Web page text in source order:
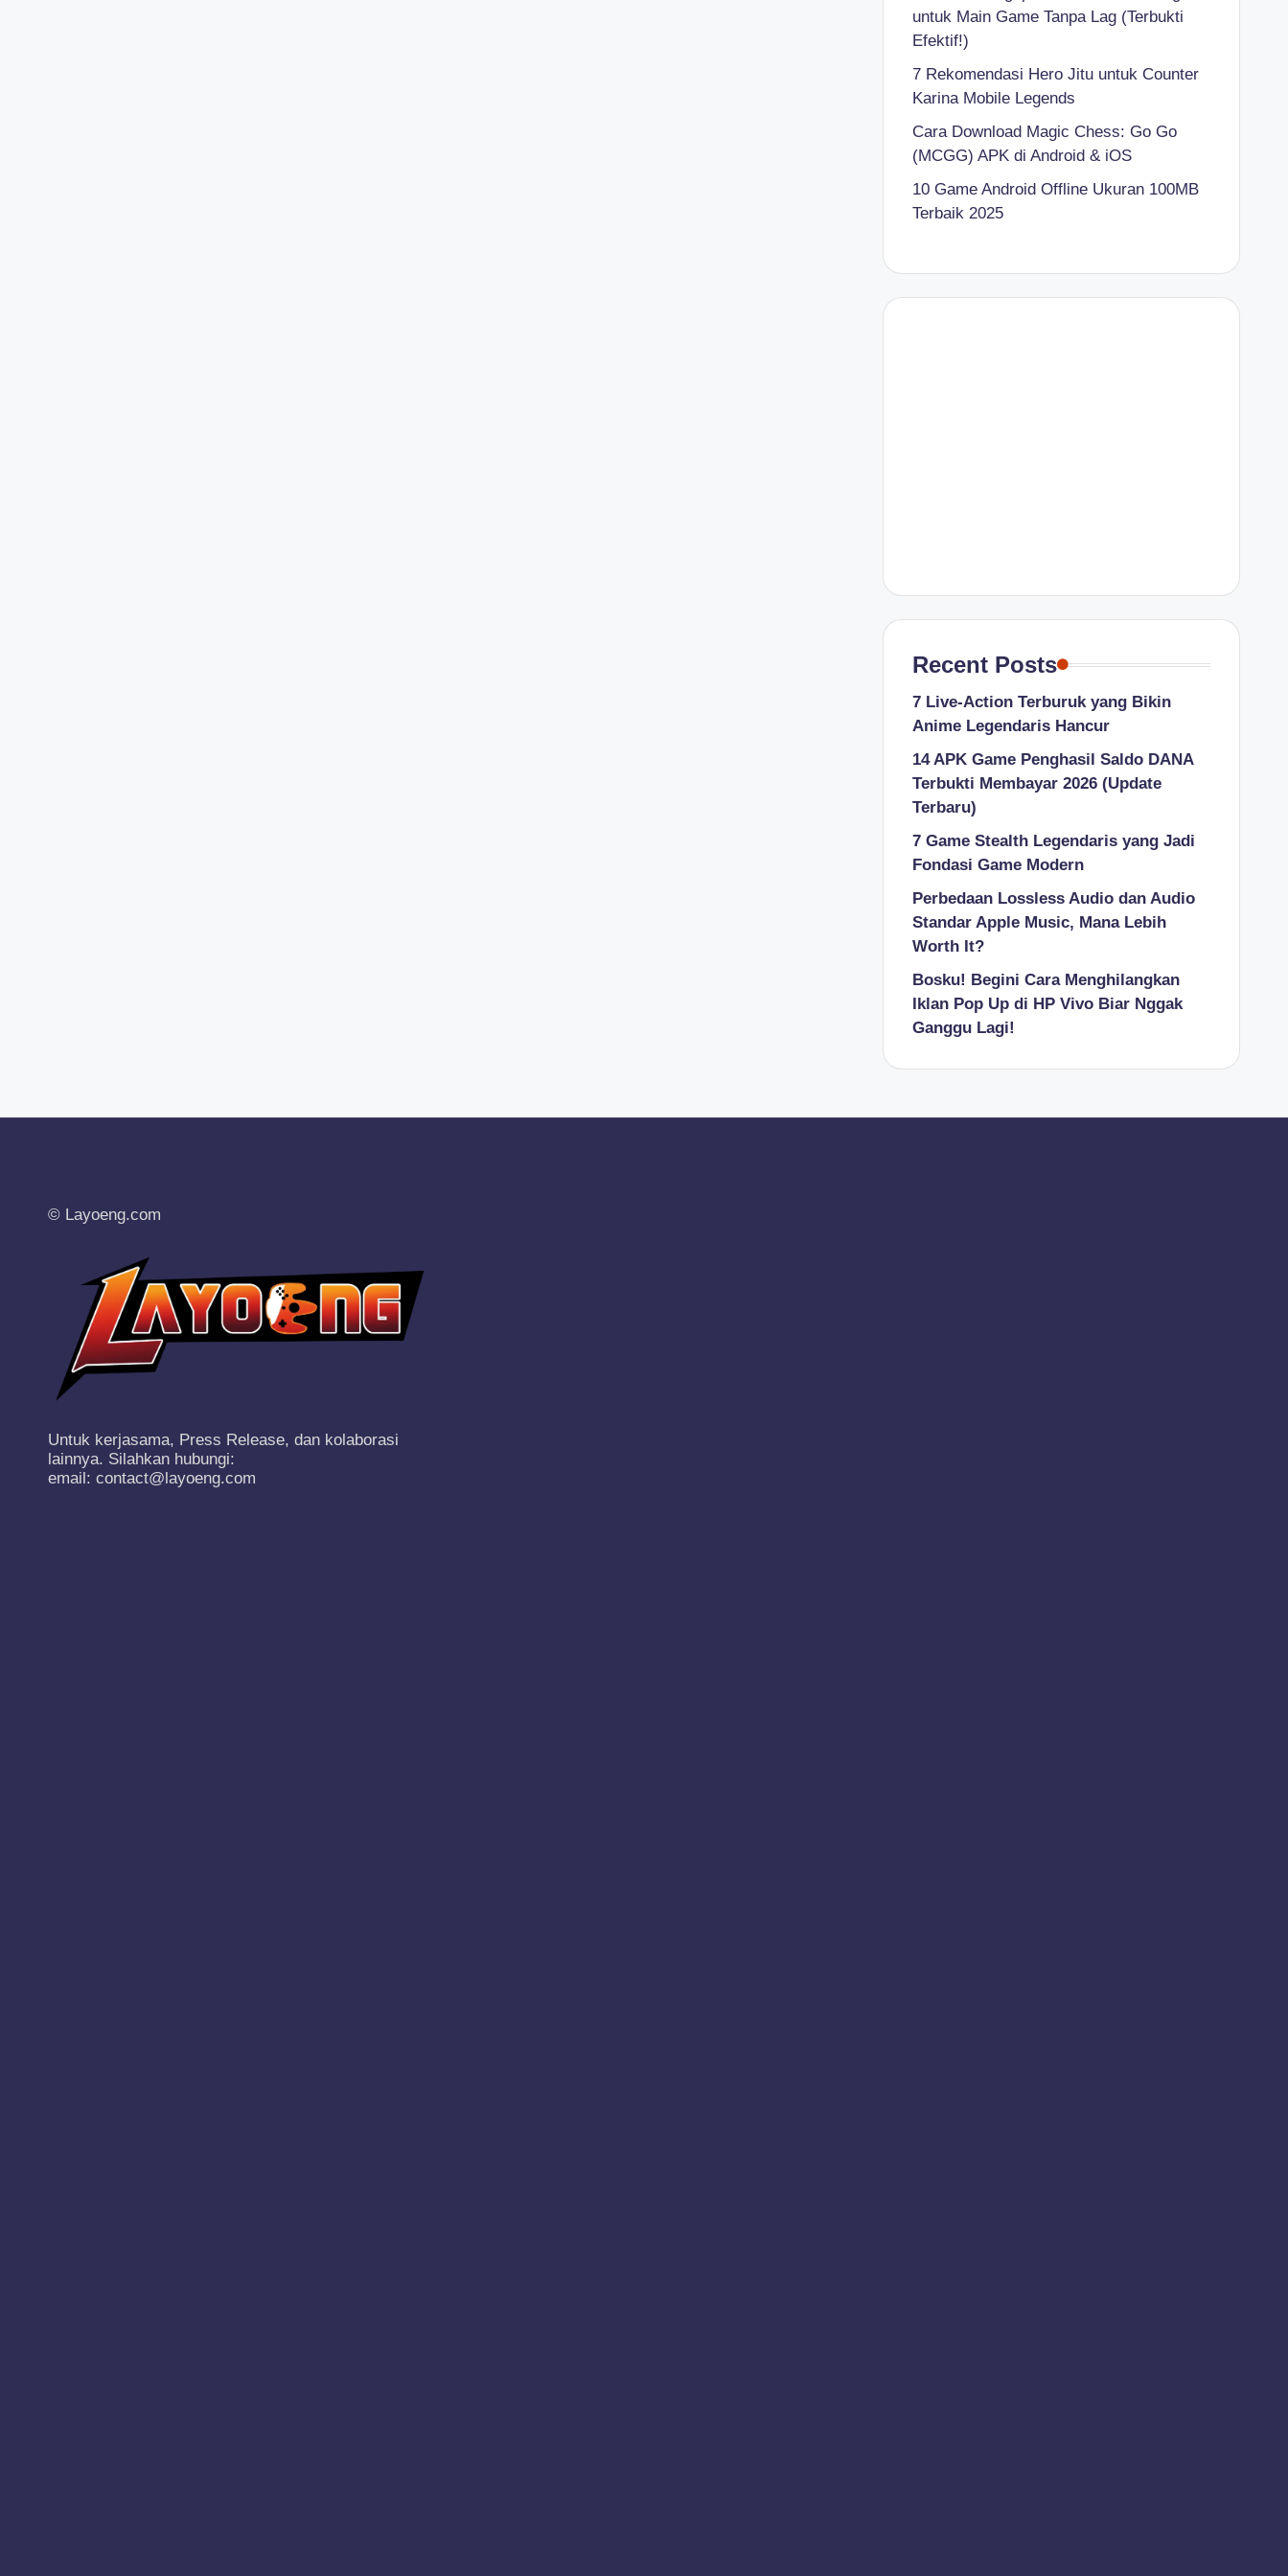
untuk Main Game Tanpa Lag (Terbukti
Efektif!)
7 Rekomendasi Hero Jitu untuk Counter
Karina Mobile Legends
Cara Download Magic Chess: Go Go
(MCGG) APK di Android & iOS
10 Game Android Offline Ukuran 100MB
Terbaik 2025
Recent Posts
7 Live-Action Terburuk yang Bikin
Anime Legendaris Hancur
14 APK Game Penghasil Saldo DANA
Terbukti Membayar 2026 (Update
Terbaru)
7 Game Stealth Legendaris yang Jadi
Fondasi Game Modern
Perbedaan Lossless Audio dan Audio
Standar Apple Music, Mana Lebih
Worth It?
Bosku! Begini Cara Menghilangkan
Iklan Pop Up di HP Vivo Biar Nggak
Ganggu Lagi!
© Layoeng.com
Untuk kerjasama, Press Release, dan kolaborasi
lainnya. Silahkan hubungi:
email: contact@layoeng.com